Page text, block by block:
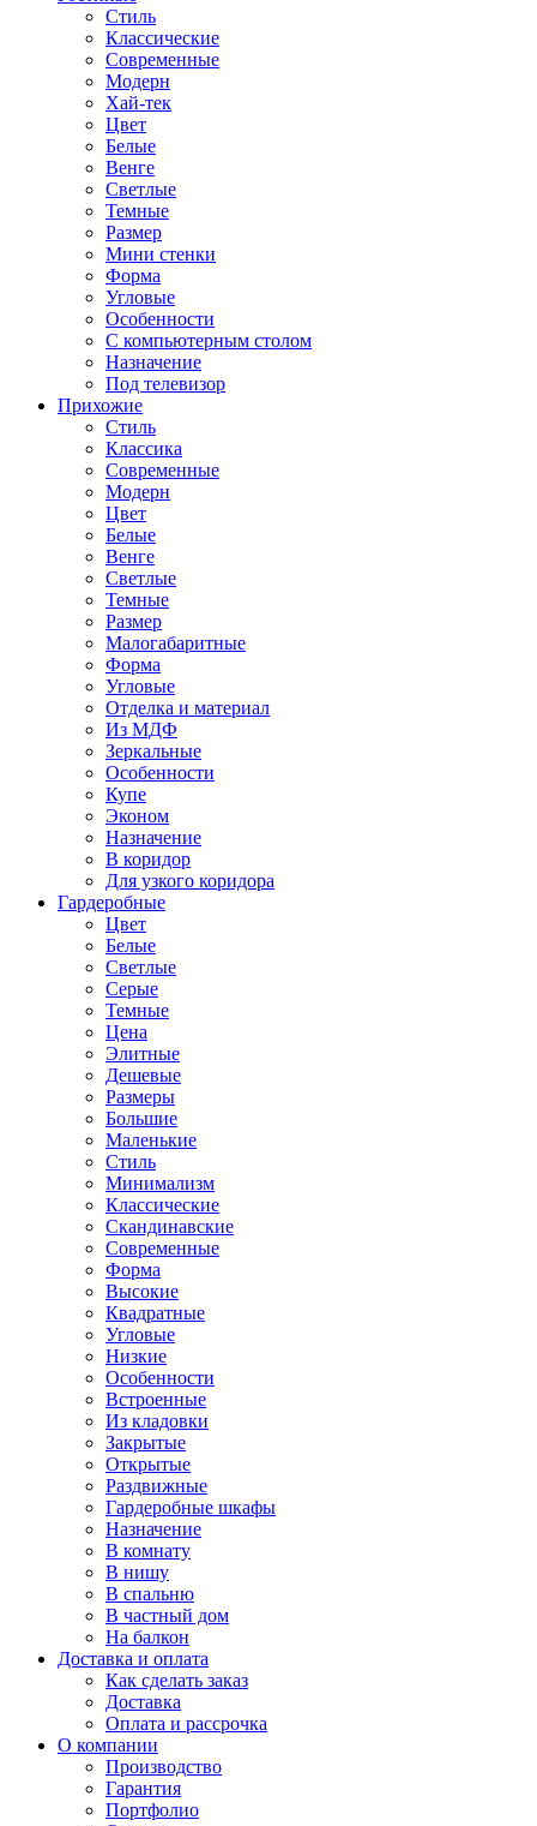
Стиль
Классические
Современные
Модерн
Хай-тек
Цвет
Белые
Венге
Светлые
Темные
Размер
Мини стенки
Форма
Угловые
Особенности
С компьютерным столом
Назначение
Под телевизор
Прихожие
Стиль
Классика
Современные
Модерн
Цвет
Белые
Венге
Светлые
Темные
Размер
Малогабаритные
Форма
Угловые
Отделка и материал
Из МДФ
Зеркальные
Особенности
Купе
Эконом
Назначение
В коридор
Для узкого коридора
Гардеробные
Цвет
Белые
Светлые
Серые
Темные
Цена
Элитные
Дешевые
Размеры
Большие
Маленькие
Стиль
Минимализм
Классические
Скандинавские
Современные
Форма
Высокие
Квадратные
Угловые
Низкие
Особенности
Встроенные
Из кладовки
Закрытые
Открытые
Раздвижные
Гардеробные шкафы
Назначение
В комнату
В нишу
В спальню
В частный дом
На балкон
Доставка и оплата
Как сделать заказ
Доставка
Оплата и рассрочка
О компании
Производство
Гарантия
Портфолио